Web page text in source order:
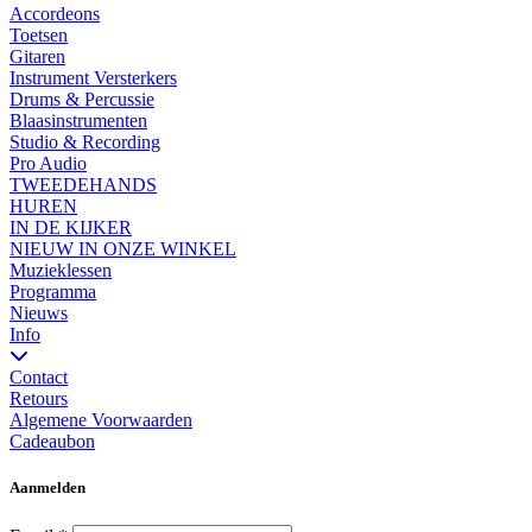
Accordeons
Toetsen
Gitaren
Instrument Versterkers
Drums & Percussie
Blaasinstrumenten
Studio & Recording
Pro Audio
TWEEDEHANDS
HUREN
IN DE KIJKER
NIEUW IN ONZE WINKEL
Muzieklessen
Programma
Nieuws
Info
Contact
Retours
Algemene Voorwaarden
Cadeaubon
Aanmelden